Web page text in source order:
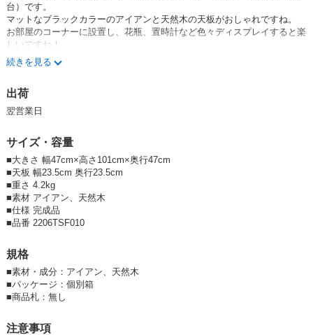
台）です。
マットなブラックカラーのアイアンと天然木の天板がおしゃれですね。
お部屋のコーナーに設置し、花瓶、置時計など色々ディスプレイすると楽
しいですね！
＊台を踏み台にしたり、座ったりしますと破損の原因になりますのでご注
意ください。
★家具・棚・パーテーション
Zxr2v3vt21o
続きを見る
出荷
翌営業日
サイズ・容量
■大きさ 幅47cm×高さ101cm×奥行47cm
■天板 幅23.5cm 奥行23.5cm
■重さ 4.2kg
■素材 アイアン、天然木
■仕様 完成品
■品番 2206TSF010
規格
■素材・成分：アイアン、天然木
■パッケージ：個別箱
■商品札：無し
注意事項